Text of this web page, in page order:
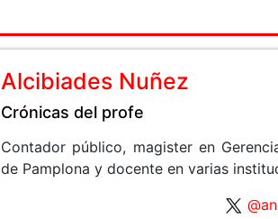
Alcibiades Nuñez
Crónicas del profe
Contador público, magister en
de Pamplona y docente en varias